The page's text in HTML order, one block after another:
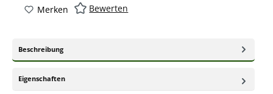
Merken Bewerten
Beschreibung
Eigenschaften